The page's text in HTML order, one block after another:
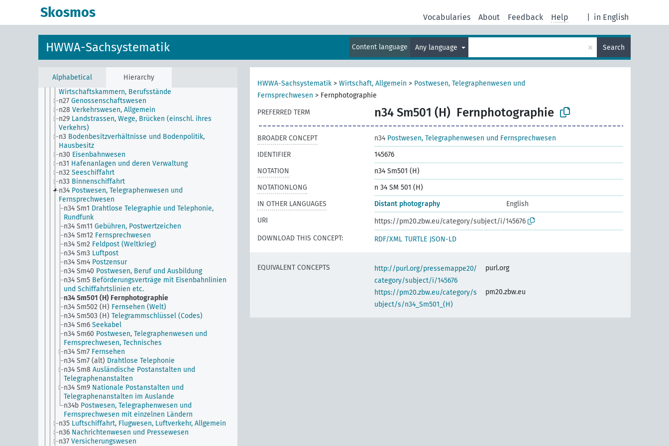
Skosmos in English
Vocabularies About Feedback Help
HWWA-Sachsystematik Content language Any language × Search
Alphabetical Hierarchy
n19 Handelsbeziehungen zu einzelnen Ländern
n22 Spedition und Lagerung
Geld und Währung
n25 Börsenwesen
n26
Wirtschaftliche Interessenvertretungen,
Wirtschaftskammern, Berufsstände
n27 Genossenschaftswesen
n28 Verkehrswesen, Allgemein
n29 Landstrassen, Wege, Brücken (einschl. ihres
Verkehrs)
n3 Bodenbesitzverhältnisse und Bodenpolitik,
Hausbesitz
n30 Eisenbahnwesen
n31 Hafenanlagen und deren Verwaltung
n32 Seeschiffahrt
n33 Binnenschiffahrt
n34 Postwesen, Telegraphenwesen und
Fernsprechwesen
n34 Sm1 Drahtlose Telegraphie und Telephonie,
Rundfunk
n34 Sm11 Gebühren, Postwertzeichen
n34 Sm12 Fernsprechwesen
n34 Sm2 Feldpost (Weltkrieg)
n34 Sm3 Luftpost
n34 Sm4 Postzensur
n34 Sm40 Postwesen, Beruf und Ausbildung
n34 Sm5 Beförderungsverträge mit Eisenbahnlinien
und Schiffahrtslinien etc.
n34 Sm501 (H) Fernphotographie
n34 Sm502 (H) Fernsehen (Welt)
n34 Sm503 (H) Telegrammschlüssel (Codes)
n34 Sm6 Seekabel
n34 Sm60 Postwesen, Telegraphenwesen und
Fernsprechwesen, Technisches
n34 Sm7 Fernsehen
n34 Sm7 (alt) Drahtlose Telephonie
n34 Sm8 Ausländische Postanstalten und
Telegraphenanstalten
n34 Sm9 Nationale Postanstalten und
Telegraphenanstalten im Auslande
n34b Postwesen, Telegraphenwesen und
Fernsprechwesen mit einzelnen Ländern
n35 Luftschiffahrt, Flugwesen, Luftverkehr, Allgemein
n36 Nachrichtenwesen und Pressewesen
n37 Versicherungswesen
HWWA-Sachsystematik > Wirtschaft, Allgemein > Postwesen, Telegraphenwesen und
Fernsprechwesen > Fernphotographie
PREFERRED TERM
n34 Sm501 (H) Fernphotographie
BROADER CONCEPT n34 Postwesen, Telegraphenwesen und Fernsprechwesen
IDENTIFIER
145676
NOTATION
n34 Sm501 (H)
NOTATIONLONG
n 34 SM 501 (H)
IN OTHER LANGUAGES
Distant photography
English
URI
https://pm20.zbw.eu/category/subject/i/145676
DOWNLOAD THIS CONCEPT:
RDF/XML TURTLE JSON-LD
EQUIVALENT CONCEPTS
http://purl.org/pressemappe20/
category/subject/i/145676
purl.org
https://pm20.zbw.eu/category/s
ubject/s/n34_Sm501_(H)
pm20.zbw.eu